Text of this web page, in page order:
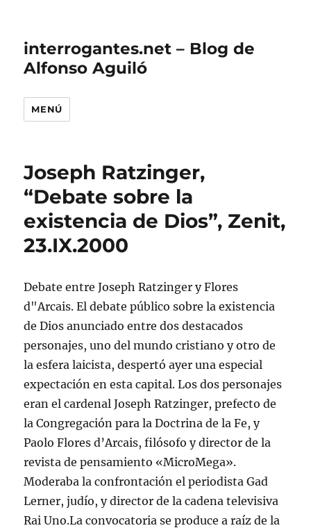
interrogantes.net – Blog de
Alfonso Aguiló
MENÚ
Joseph Ratzinger,
“Debate sobre la
existencia de Dios”, Zenit,
23.IX.2000
Debate entre Joseph Ratzinger y Flores
d"Arcais.El debate público sobre la existencia
de Dios anunciado entre dos destacados
personajes, uno del mundo cristiano y otro de
la esfera laicista, despertó ayer una especial
expectación en esta capital. Los dos personajes
eran el cardenal Joseph Ratzinger, prefecto de
la Congregación para la Doctrina de la Fe, y
Paolo Flores d’Arcais, filósofo y director de la
revista de pensamiento «MicroMega».
Moderaba la confrontación el periodista Gad
Lerner, judío, y director de la cadena televisiva
Rai Uno.La convocatoria se produce a raíz de la